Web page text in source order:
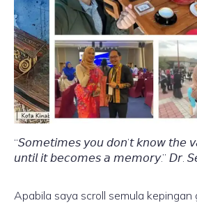
“𝘚𝘰𝘮𝘦𝘵𝘪𝘮𝘦𝘴 𝘺𝘰𝘶 𝘥𝘰𝘯’𝘵 𝘬𝘯𝘰𝘸 𝘵𝘩𝘦
𝘶𝘯𝘵𝘪𝘭 𝘪𝘵 𝘣𝘦𝘤𝘰𝘮𝘦𝘴 𝘢 𝘮𝘦𝘮𝘰𝘳𝘺.” 𝘋𝘳.
Apabila saya scroll semula kepingan